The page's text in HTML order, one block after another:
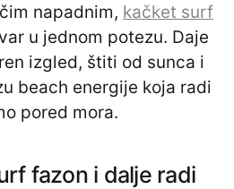
napadnim, kačket surf
u jednom potezu. Daje
izgled, štiti od sunca i
beach energije koja radi
pored mora.
fazon i dalje radi